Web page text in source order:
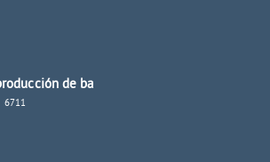
de ba
6711